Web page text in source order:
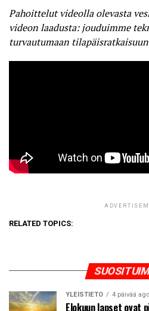
Pahoittelut videolla olevasta
videon laadusta: jouduimme
turvautumaan
RELATED TOPICS:
YLEISTIETO 4 päivää ago
Elokuun lapset ovat